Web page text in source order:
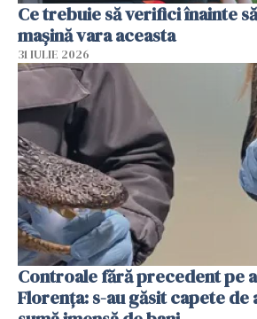
Ce trebuie să verifici înainte
mașină vara aceasta
31 IULIE 2026
Controale fără precedent pe
Florența: s-au găsit capete de